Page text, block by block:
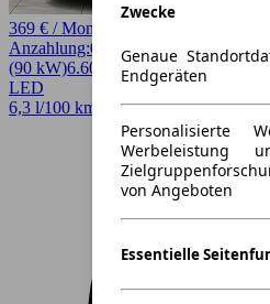
369 € / Monat
Anzahlung:0,00 € Laufzeit:36 Monate
(90 kW)6.600 kmEZ 02/2026
LED
6,3 l/100 km (komb.)* · 142 g/km
Zwecke
Genaue
Endgeräten
Personalisierte
Werbeleistung
von Angeboten
Essentielle